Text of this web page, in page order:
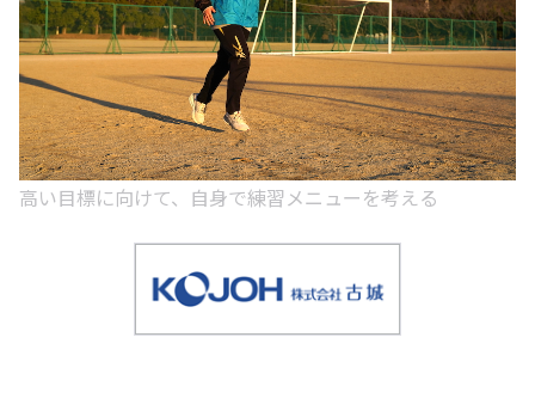
高い目標に向けて、自身で練習メニューを考える